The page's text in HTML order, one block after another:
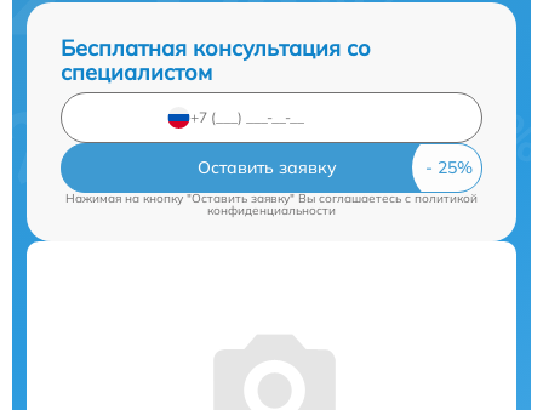
Бесплатная консультация со
специалистом
Оставить заявку
Нажимая на кнопку "Оставить заявку" Вы соглашаетесь cполитикой
конфиденциальности